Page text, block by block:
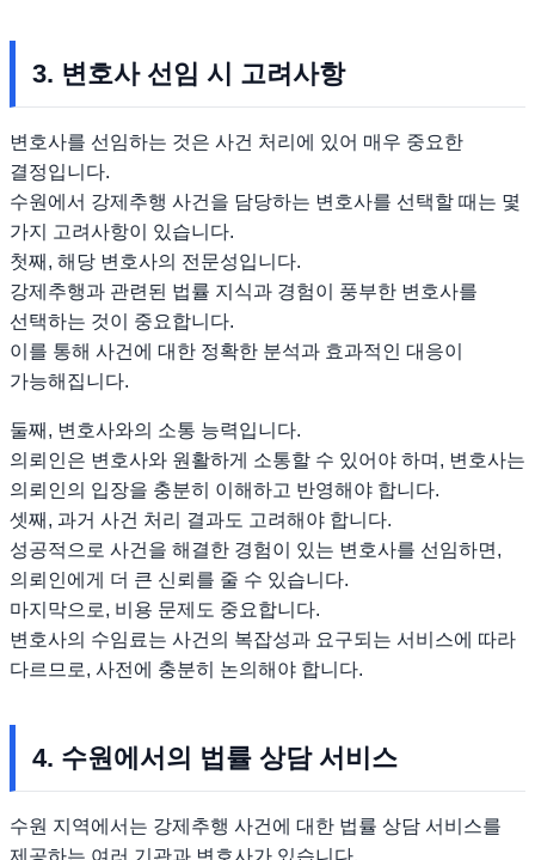
3. 변호사 선임 시 고려사항
변호사를 선임하는 것은 사건 처리에 있어 매우 중요한
결정입니다.
수원에서 강제추행 사건을 담당하는 변호사를 선택할 때는 몇
가지 고려사항이 있습니다.
첫째, 해당 변호사의 전문성입니다.
강제추행과 관련된 법률 지식과 경험이 풍부한 변호사를
선택하는 것이 중요합니다.
이를 통해 사건에 대한 정확한 분석과 효과적인 대응이
가능해집니다.
둘째, 변호사와의 소통 능력입니다.
의뢰인은 변호사와 원활하게 소통할 수 있어야 하며, 변호사는
의뢰인의 입장을 충분히 이해하고 반영해야 합니다.
셋째, 과거 사건 처리 결과도 고려해야 합니다.
성공적으로 사건을 해결한 경험이 있는 변호사를 선임하면,
의뢰인에게 더 큰 신뢰를 줄 수 있습니다.
마지막으로, 비용 문제도 중요합니다.
변호사의 수임료는 사건의 복잡성과 요구되는 서비스에 따라
다르므로, 사전에 충분히 논의해야 합니다.
4. 수원에서의 법률 상담 서비스
수원 지역에서는 강제추행 사건에 대한 법률 상담 서비스를